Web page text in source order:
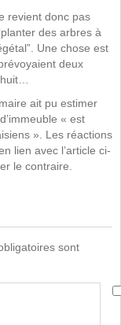
revient donc pas
des arbres à
Une chose est
deux
ait pu estimer
« est
». Les réactions
lien avec l’article ci-
le contraire.
sont